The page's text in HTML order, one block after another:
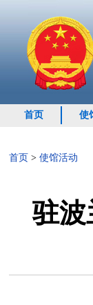
首页 使
首页 > 使馆活动
驻波